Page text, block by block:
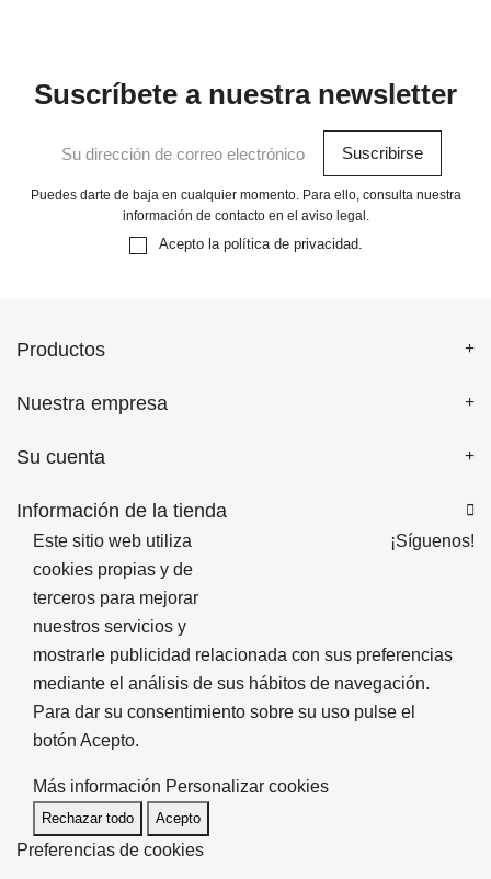
Suscríbete a nuestra newsletter
Puedes darte de baja en cualquier momento. Para ello, consulta nuestra
información de contacto en el aviso legal.
Acepto la política de privacidad.
Productos
Nuestra empresa
Su cuenta
Información de la tienda 
¡Síguenos!
Este sitio web utiliza
cookies propias y de
terceros para mejorar
nuestros servicios y
mostrarle publicidad relacionada con sus preferencias
mediante el análisis de sus hábitos de navegación.
Para dar su consentimiento sobre su uso pulse el
botón Acepto.
Más información Personalizar cookies
Rechazar todo Acepto
Preferencias de cookies